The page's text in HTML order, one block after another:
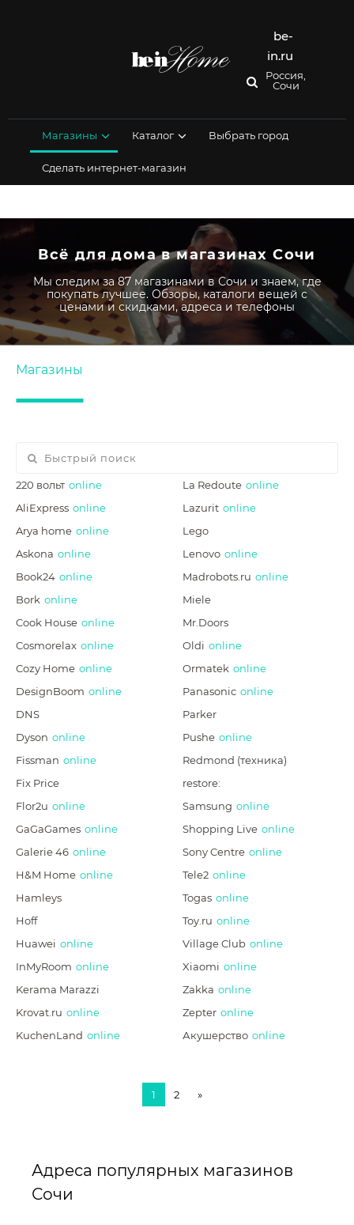
be-
in.ru
Россия,
Сочи
Магазины Каталог Выбрать город
Сделать интернет-магазин
Всё для дома в магазинах Сочи
Мы следим за 87 магазинами в Сочи и знаем, где
покупать лучшее. Обзоры, каталоги вещей с
ценами и скидками, адреса и телефоны
Магазины
220 вольт online
AliExpress online
Arya home online
Askona online
Book24 online
Bork online
Cook House online
Cosmorelax online
Cozy Home online
DesignBoom online
DNS
Dyson online
Fissman online
Fix Price
Flor2u online
GaGaGames online
Galerie 46 online
H&M Home online
Hamleys
Hoff
Huawei online
InMyRoom online
Kerama Marazzi
Krovat.ru online
KuchenLand online
La Redoute online
Lazurit online
Lego
Lenovo online
Madrobots.ru online
Miele
Mr.Doors
Oldi online
Ormatek online
Panasonic online
Parker
Pushe online
Redmond (техника)
restore:
Samsung online
Shopping Live online
Sony Centre online
Tele2 online
Togas online
Toy.ru online
Village Club online
Xiaomi online
Zakka online
Zepter online
Акушерство online
1 2 »
Адреса популярных магазинов
Сочи